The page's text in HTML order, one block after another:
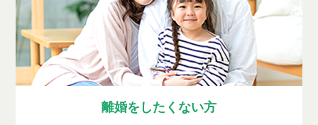
離婚をしたくない方